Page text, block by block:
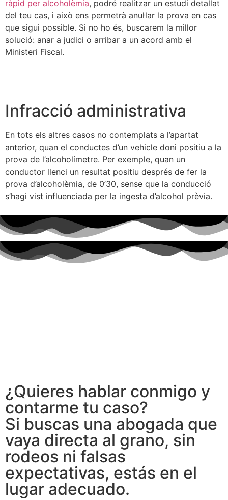
ràpid per alcoholèmia, podré realitzar un estudi detallat
del teu cas, i això ens permetrà anul·lar la prova en cas
que sigui possible. Si no ho és, buscarem la millor
solució: anar a judici o arribar a un acord amb el
Ministeri Fiscal.
Infracció administrativa
En tots els altres casos no contemplats a l’apartat
anterior, quan el conductes d’un vehicle doni positiu a la
prova de l’alcoholímetre. Per exemple, quan un
conductor llenci un resultat positiu després de fer la
prova d’alcoholèmia, de 0’30, sense que la conducció
s’hagi vist influenciada per la ingesta d’alcohol prèvia.
¿Quieres hablar conmigo y
contarme tu caso?
Si buscas una abogada que
vaya directa al grano, sin
rodeos ni falsas
expectativas, estás en el
lugar adecuado.